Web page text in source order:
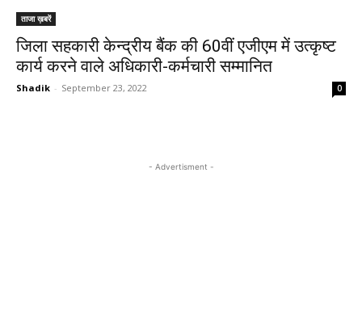
ताजा ख़बरें
जिला सहकारी केन्द्रीय बैंक की 60वीं एजीएम में उत्कृष्ट
कार्य करने वाले अधिकारी-कर्मचारी सम्मानित
Shadik - September 23, 2022 0
- Advertisment -